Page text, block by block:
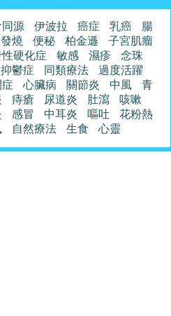
源 伊波拉 癌症 乳癌
腸
發燒
便秘 柏金遜
子宮肌瘤
硬化症
敏感 濕疹
念珠
抑鬱症
同類療法
過度活躍
心臟病 關節炎 中風
青
痔瘡 尿道炎 肚瀉
咳嗽
感冒 中耳炎 嘔吐
花粉熱
自然療法 生食 心靈